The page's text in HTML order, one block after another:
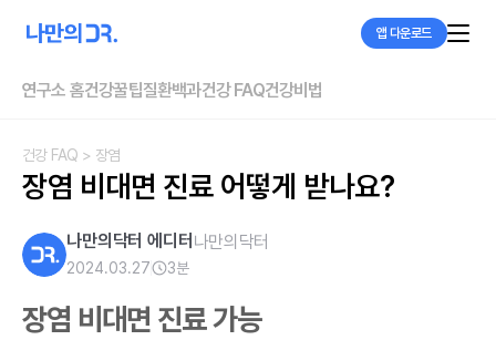
앱 다운로드
연구소 홈건강꿀팁질환백과건강 FAQ건강비법
건강 FAQ > 장염
장염 비대면 진료 어떻게 받나요?
나만의닥터 에디터 나만의닥터
2024.03.27 3분
장염 비대면 진료 가능